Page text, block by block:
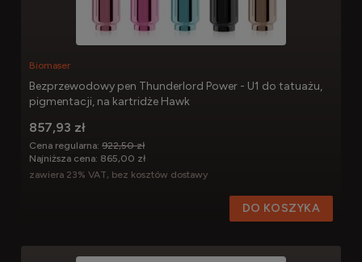
Bezprzewodowy pen Thunderlord Power - U1 do tatuażu,
pigmentacji, na kartridże Hawk
Biomaser
857,93 zł
zawiera 23% VAT, bez kosztów dostawy
Cena regularna: 922,50 zł
Najniższa cena: 865,00 zł
DO KOSZYKA